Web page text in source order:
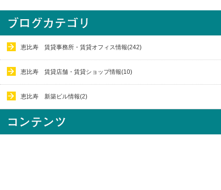
恵比寿 賃貸事務所・賃貸オフィス情報(242)
恵比寿 賃貸店舗・賃貸ショップ情報(10)
恵比寿 新築ビル情報(2)